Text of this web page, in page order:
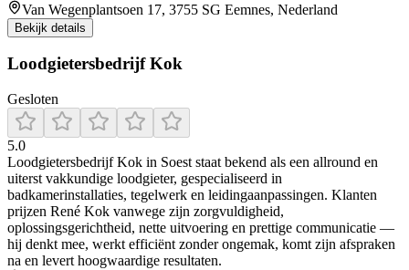
Van Wegenplantsoen 17, 3755 SG Eemnes, Nederland
Bekijk details
Loodgietersbedrijf Kok
Gesloten
5.0
Loodgietersbedrijf Kok in Soest staat bekend als een allround en
uiterst vakkundige loodgieter, gespecialiseerd in
badkamerinstallaties, tegelwerk en leidingaanpassingen. Klanten
prijzen René Kok vanwege zijn zorgvuldigheid,
oplossingsgerichtheid, nette uitvoering en prettige communicatie —
hij denkt mee, werkt efficiënt zonder ongemak, komt zijn afspraken
na en levert hoogwaardige resultaten.